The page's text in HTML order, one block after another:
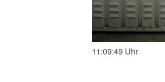
11:09:49 Uhr